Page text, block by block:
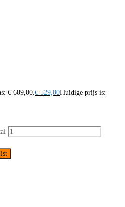
€ 609,00. € 529,00Huidige prijs is: